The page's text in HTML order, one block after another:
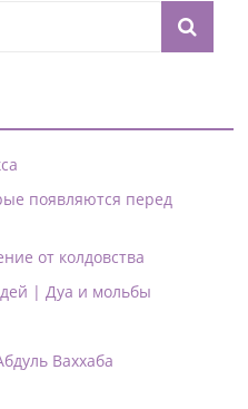
появляются перед
от колдовства
| Дуа и мольбы
Ваххаба